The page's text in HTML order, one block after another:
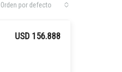
Orden por defecto
USD 156.888